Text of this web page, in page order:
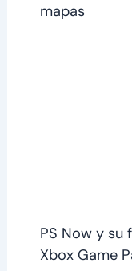
mapas
PS Now y su
Xbox Game